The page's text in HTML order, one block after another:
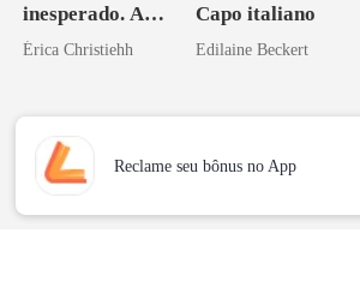
inesperado. A
noite que mudou
Érica Christiehh
Capo italiano
Edilaine Beckert
Reclame seu bônus no App